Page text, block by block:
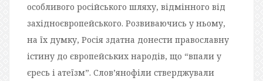
особливого російського шляху, відмінного від
західноєвропейського. Розвиваючись у ньому,
на їх думку, Росія здатна донести православну
істину до європейських народів, що “впали у
єресь і атеїзм”. Слов’янофіли стверджували